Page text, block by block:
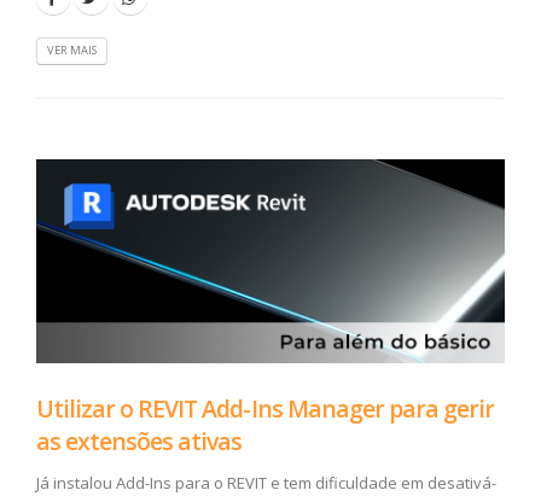
VER MAIS
Utilizar o REVIT Add-Ins Manager para gerir
as extensões ativas
Já instalou Add-Ins para o REVIT e tem dificuldade em desativá-